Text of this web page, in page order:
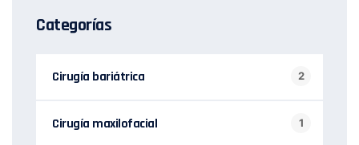
Categorías
Cirugía bariátrica 2
Cirugía maxilofacial 1